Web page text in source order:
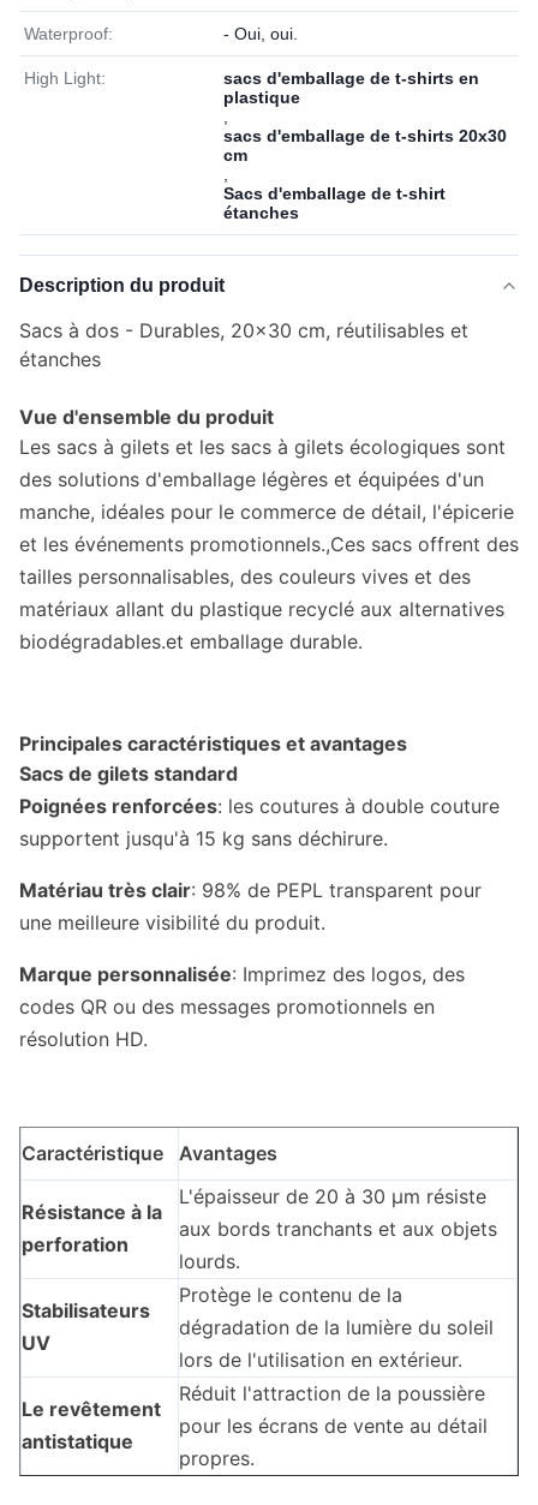
Waterproof: - Oui, oui.
High Light:
sacs d'emballage de t-shirts en
plastique
sacs d'emballage de t-shirts 20x30
cm
Sacs d'emballage de t-shirt
étanches
Description du produit
Sacs à dos - Durables, 20x30 cm, réutilisables et
étanches
Vue d'ensemble du produit
Les sacs à gilets et les sacs à gilets écologiques sont
des solutions d'emballage légères et équipées d'un
manche, idéales pour le commerce de détail, l'épicerie
et les événements promotionnels.,Ces sacs offrent des
tailles personnalisables, des couleurs vives et des
matériaux allant du plastique recyclé aux alternatives
biodégradables.et emballage durable.
Principales caractéristiques et avantages
Sacs de gilets standard
Poignées renforcées: les coutures à double couture
supportent jusqu'à 15 kg sans déchirure.
Matériau très clair: 98% de PEPL transparent pour
une meilleure visibilité du produit.
Marque personnalisée: Imprimez des logos, des
codes QR ou des messages promotionnels en
résolution HD.
Caractéristique Avantages
Résistance à la
perforation
L'épaisseur de 20 à 30 μm résiste
aux bords tranchants et aux objets
lourds.
Stabilisateurs
UV
Protège le contenu de la
dégradation de la lumière du soleil
lors de l'utilisation en extérieur.
Le revêtement
antistatique
Réduit l'attraction de la poussière
pour les écrans de vente au détail
propres.